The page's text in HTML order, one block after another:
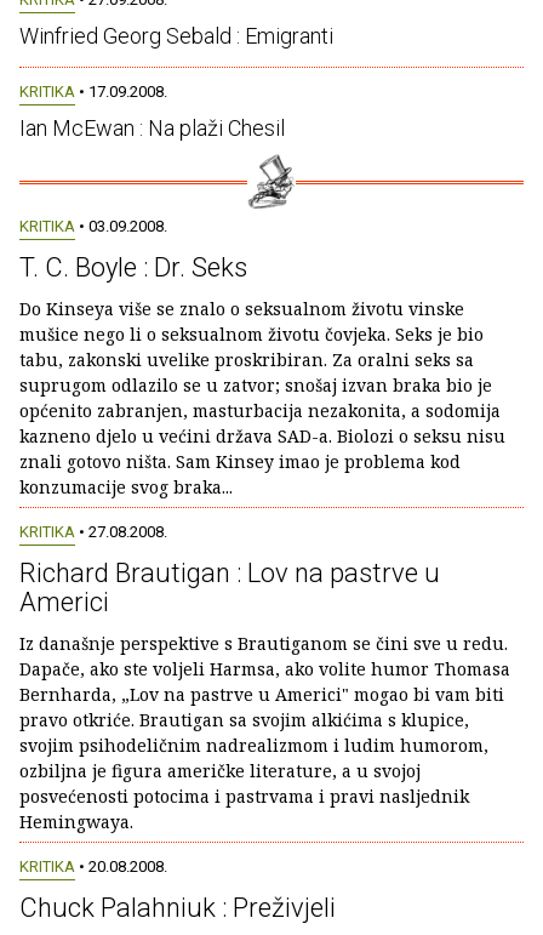
Winfried Georg Sebald : Emigranti
KRITIKA • 17.09.2008.
Ian McEwan : Na plaži Chesil
KRITIKA • 03.09.2008.
T. C. Boyle : Dr. Seks
Do Kinseya više se znalo o seksualnom životu vinske
mušice nego li o seksualnom životu čovjeka. Seks je bio
tabu, zakonski uvelike proskribiran. Za oralni seks sa
suprugom odlazilo se u zatvor; snošaj izvan braka bio je
općenito zabranjen, masturbacija nezakonita, a sodomija
kazneno djelo u većini država SAD-a. Biolozi o seksu nisu
znali gotovo ništa. Sam Kinsey imao je problema kod
konzumacije svog braka...
KRITIKA • 27.08.2008.
Richard Brautigan : Lov na pastrve u
Americi
Iz današnje perspektive s Brautiganom se čini sve u redu.
Dapače, ako ste voljeli Harmsa, ako volite humor Thomasa
Bernharda, „Lov na pastrve u Americi" mogao bi vam biti
pravo otkriće. Brautigan sa svojim alkićima s klupice,
svojim psihodeličnim nadrealizmom i ludim humorom,
ozbiljna je figura američke literature, a u svojoj
posvećenosti potocima i pastrvama i pravi nasljednik
Hemingwaya.
KRITIKA • 20.08.2008.
Chuck Palahniuk : Preživjeli